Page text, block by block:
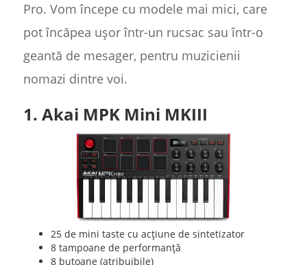
Pro. Vom începe cu modele mai mici, care
pot încăpea ușor într-un rucsac sau într-o
geantă de mesager, pentru muzicienii
nomazi dintre voi.
1. Akai MPK Mini MKIII
25 de mini taste cu acțiune de sintetizator
8 tampoane de performanță
8 butoane (atribuibile)